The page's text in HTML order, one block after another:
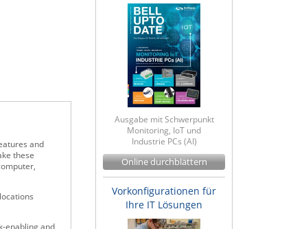
and
these
enabling and
Ausgabe mit Schwerpunkt
Monitoring, IoT und
Industrie PCs (AI)
Online durchblättern
Vorkonfigurationen für
Ihre IT Lösungen